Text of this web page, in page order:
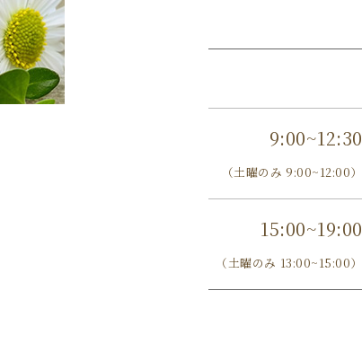
9:00~12:30
（土曜のみ 9:00~12:00）
15:00~19:00
（土曜のみ 13:00~15:00）